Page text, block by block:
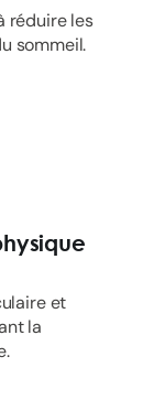
réduire les
sommeil.
et
la